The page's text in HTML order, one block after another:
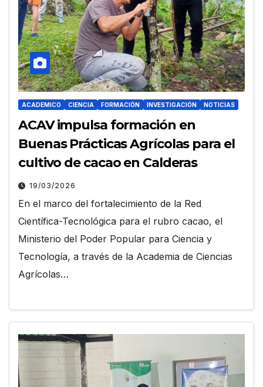
ACADEMICO CIENCIA FORMACIÓN INVESTIGACIÓN NOTICIAS
ACAV impulsa formación en
Buenas Prácticas Agrícolas para el
cultivo de cacao en Calderas
19/03/2026
En el marco del fortalecimiento de la Red
Científica-Tecnológica para el rubro cacao, el
Ministerio del Poder Popular para Ciencia y
Tecnología, a través de la Academia de Ciencias
Agrícolas…